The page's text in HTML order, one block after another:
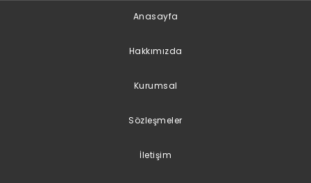
Anasayfa
Hakkımızda
Kurumsal
Sözleşmeler
İletişim